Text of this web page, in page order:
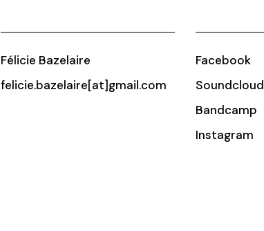
Félicie Bazelaire
felicie.bazelaire[at]gmail.com
Facebook
Soundcloud
Bandcamp
Instagram